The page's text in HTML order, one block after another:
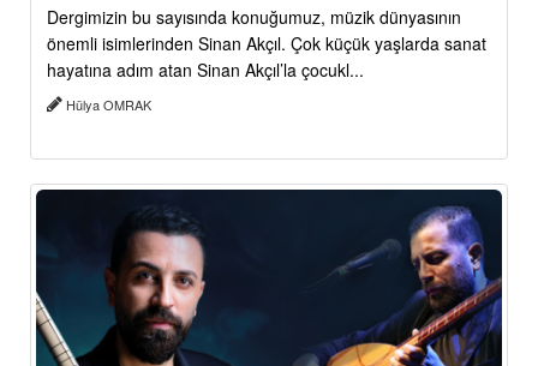
Dergimizin bu sayısında konuğumuz, müzik dünyasının
önemli isimlerinden Sinan Akçıl. Çok küçük yaşlarda sanat
hayatına adım atan Sinan Akçıl’la çocukl...
Hülya OMRAK